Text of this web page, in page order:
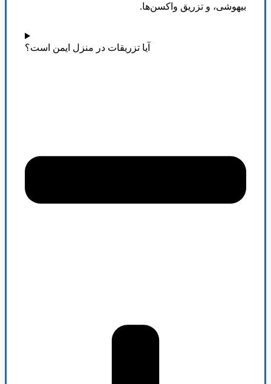
بیهوشی، و تزریق واکسن‌ها.
آیا تزریقات در منزل ایمن است؟